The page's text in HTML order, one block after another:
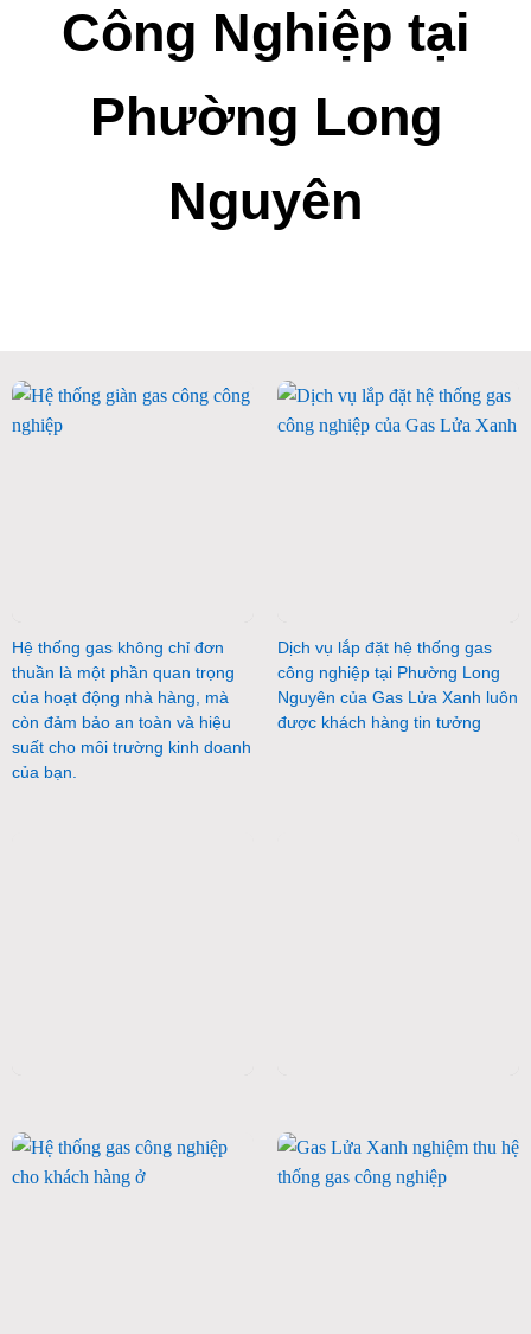
Công Nghiệp tại
Phường Long
Nguyên
Hệ thống gas không chỉ đơn
thuần là một phần quan trọng
của hoạt động nhà hàng, mà
còn đảm bảo an toàn và hiệu
suất cho môi trường kinh doanh
của bạn.
Dịch vụ lắp đặt hệ thống gas
công nghiệp tại Phường Long
Nguyên của Gas Lửa Xanh luôn
được khách hàng tin tưởng